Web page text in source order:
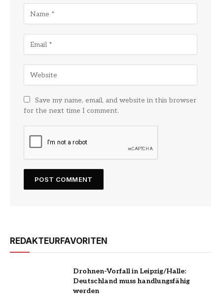
Save my name, email, and website in this browser
for the next time I comment.
REDAKTEURFAVORITEN
Drohnen-Vorfall in Leipzig/Halle:
Deutschland muss handlungsfähig
werden